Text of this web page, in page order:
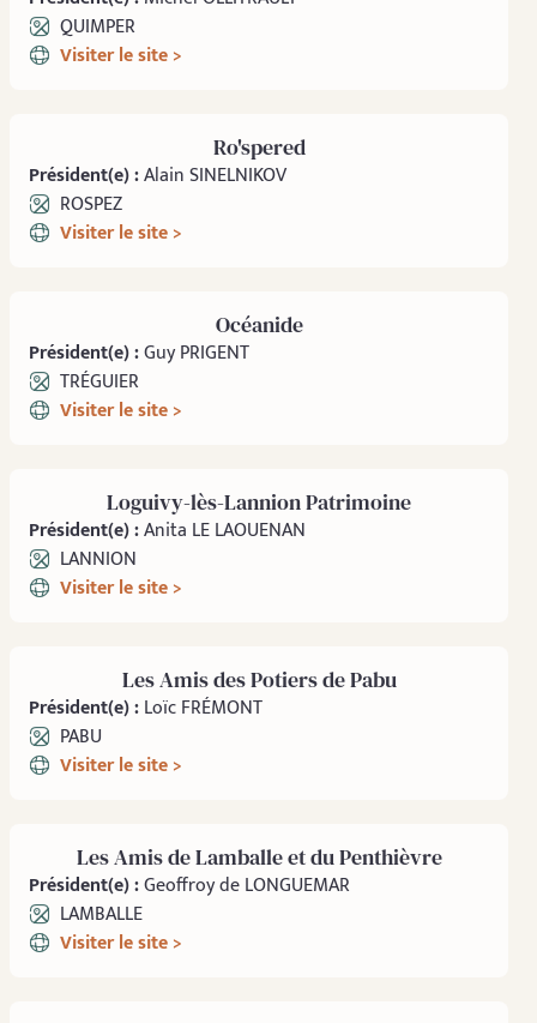
QUIMPER
Visiter le site >
Ro'spered
Président(e) :Alain SINELNIKOV
ROSPEZ
Visiter le site >
Océanide
Président(e) :Guy PRIGENT
TRÉGUIER
Visiter le site >
Loguivy-lès-Lannion Patrimoine
Président(e) :Anita LE LAOUENAN
LANNION
Visiter le site >
Les Amis des Potiers de Pabu
Président(e) :Loïc FRÉMONT
PABU
Visiter le site >
Les Amis de Lamballe et du Penthièvre
Président(e) :Geoffroy de LONGUEMAR
LAMBALLE
Visiter le site >